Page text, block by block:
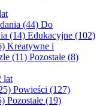
(44) Do
(14) Edukacyjne (102)
Kreatywne i
(11) Pozostałe (8)
lat
Powieści (127)
Pozostałe (19)